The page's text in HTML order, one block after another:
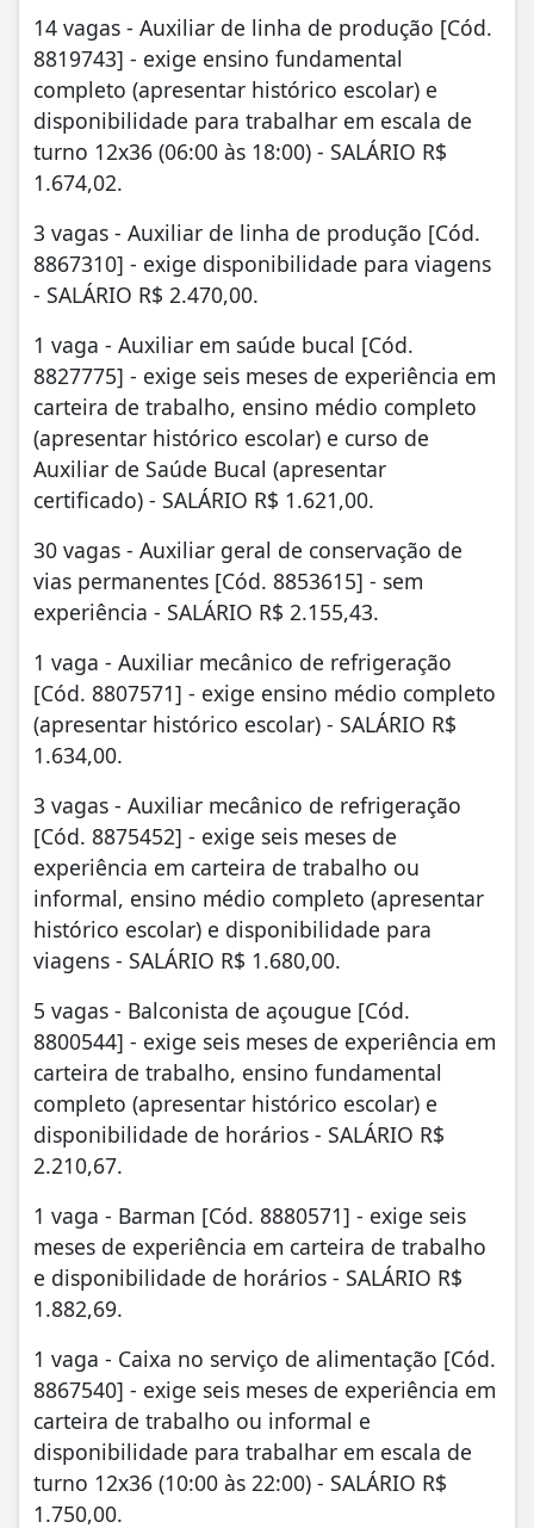
14 vagas - Auxiliar de linha de produção [Cód.
8819743] - exige ensino fundamental
completo (apresentar histórico escolar) e
disponibilidade para trabalhar em escala de
turno 12x36 (06:00 às 18:00) - SALÁRIO R$
1.674,02.
3 vagas - Auxiliar de linha de produção [Cód.
8867310] - exige disponibilidade para viagens
- SALÁRIO R$ 2.470,00.
1 vaga - Auxiliar em saúde bucal [Cód.
8827775] - exige seis meses de experiência em
carteira de trabalho, ensino médio completo
(apresentar histórico escolar) e curso de
Auxiliar de Saúde Bucal (apresentar
certificado) - SALÁRIO R$ 1.621,00.
30 vagas - Auxiliar geral de conservação de
vias permanentes [Cód. 8853615] - sem
experiência - SALÁRIO R$ 2.155,43.
1 vaga - Auxiliar mecânico de refrigeração
[Cód. 8807571] - exige ensino médio completo
(apresentar histórico escolar) - SALÁRIO R$
1.634,00.
3 vagas - Auxiliar mecânico de refrigeração
[Cód. 8875452] - exige seis meses de
experiência em carteira de trabalho ou
informal, ensino médio completo (apresentar
histórico escolar) e disponibilidade para
viagens - SALÁRIO R$ 1.680,00.
5 vagas - Balconista de açougue [Cód.
8800544] - exige seis meses de experiência em
carteira de trabalho, ensino fundamental
completo (apresentar histórico escolar) e
disponibilidade de horários - SALÁRIO R$
2.210,67.
1 vaga - Barman [Cód. 8880571] - exige seis
meses de experiência em carteira de trabalho
e disponibilidade de horários - SALÁRIO R$
1.882,69.
1 vaga - Caixa no serviço de alimentação [Cód.
8867540] - exige seis meses de experiência em
carteira de trabalho ou informal e
disponibilidade para trabalhar em escala de
turno 12x36 (10:00 às 22:00) - SALÁRIO R$
1.750,00.